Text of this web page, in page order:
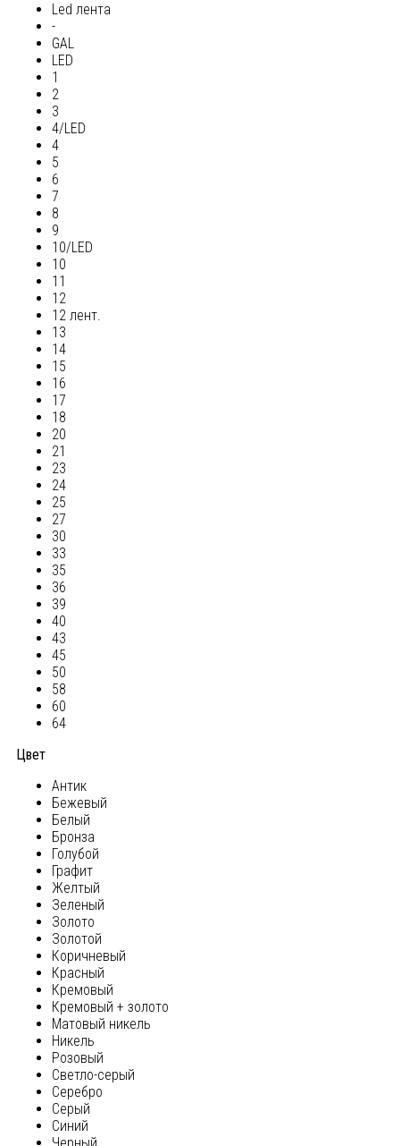
Led лента
-
GAL
LED
1
2
3
4/LED
4
5
6
7
8
9
10/LED
10
11
12
12 лент.
13
14
15
16
17
18
20
21
23
24
25
27
30
33
35
36
39
40
43
45
50
58
60
64
Цвет
Антик
Бежевый
Белый
Бронза
Голубой
Графит
Желтый
Зеленый
Золото
Золотой
Коричневый
Красный
Кремовый
Кремовый + золото
Матовый никель
Никель
Розовый
Светло-серый
Серебро
Серый
Синий